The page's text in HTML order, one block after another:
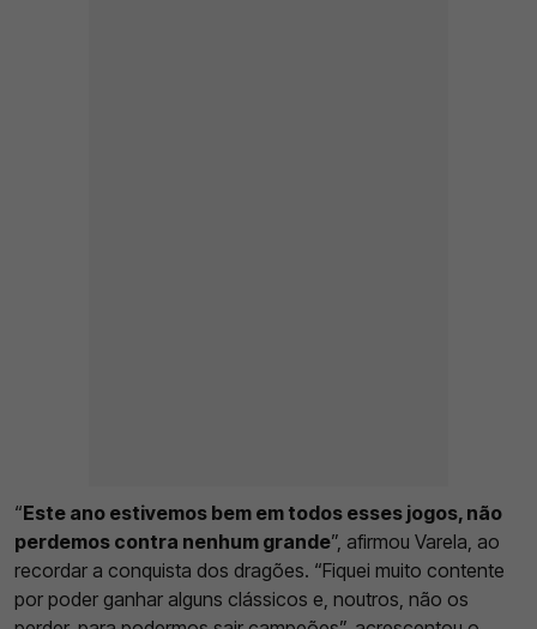
“Este ano estivemos bem em todos esses jogos, não
perdemos contra nenhum grande”, afirmou Varela, ao
recordar a conquista dos dragões. “Fiquei muito contente
por poder ganhar alguns clássicos e, noutros, não os